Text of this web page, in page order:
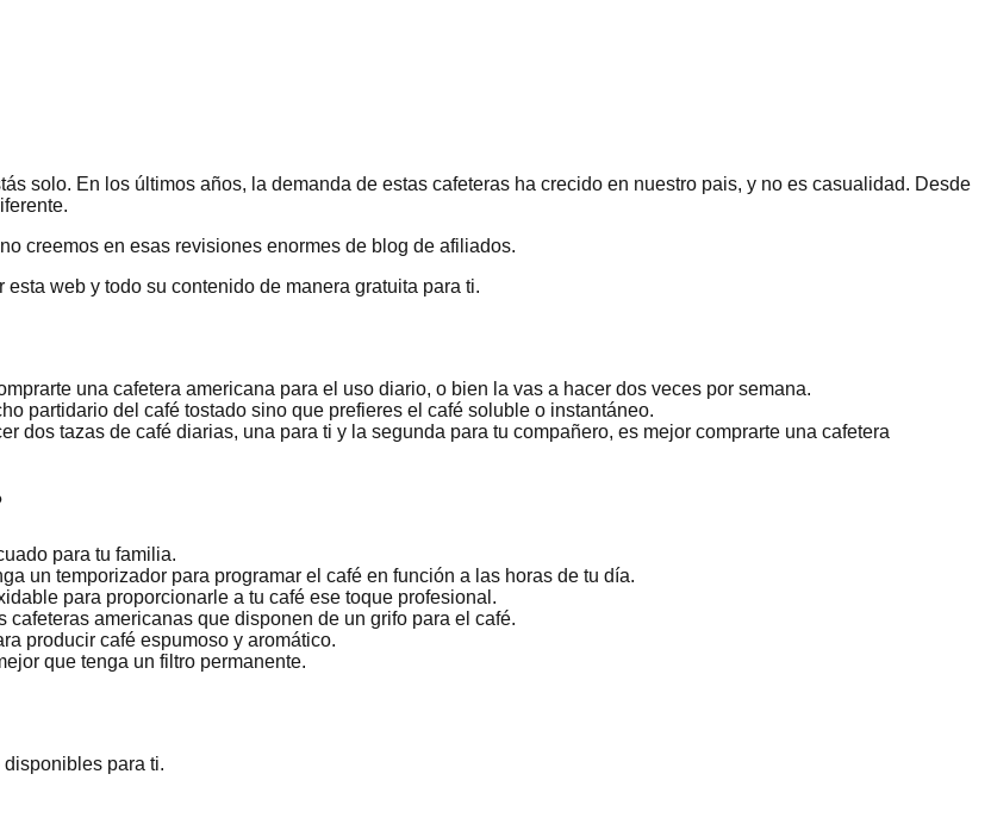
solo. En los últimos años, la demanda de estas cafeteras ha crecido en nuestro pais, y no es casualidad. Desde
creemos en esas revisiones enormes de blog de afiliados.
web y todo su contenido de manera gratuita para ti.
una cafetera americana para el uso diario, o bien la vas a hacer dos veces por semana.
partidario del café tostado sino que prefieres el café soluble o instantáneo.
dos tazas de café diarias, una para ti y la segunda para tu compañero, es mejor comprarte una cafetera
para tu familia.
un temporizador para programar el café en función a las horas de tu día.
para proporcionarle a tu café ese toque profesional.
americanas que disponen de un grifo para el café.
producir café espumoso y aromático.
que tenga un filtro permanente.
para ti.